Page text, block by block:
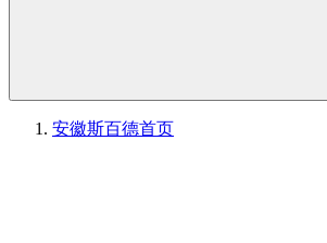
安徽斯百德首页